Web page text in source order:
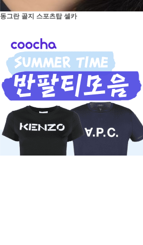
동그란 골지 스포츠탑 셀카